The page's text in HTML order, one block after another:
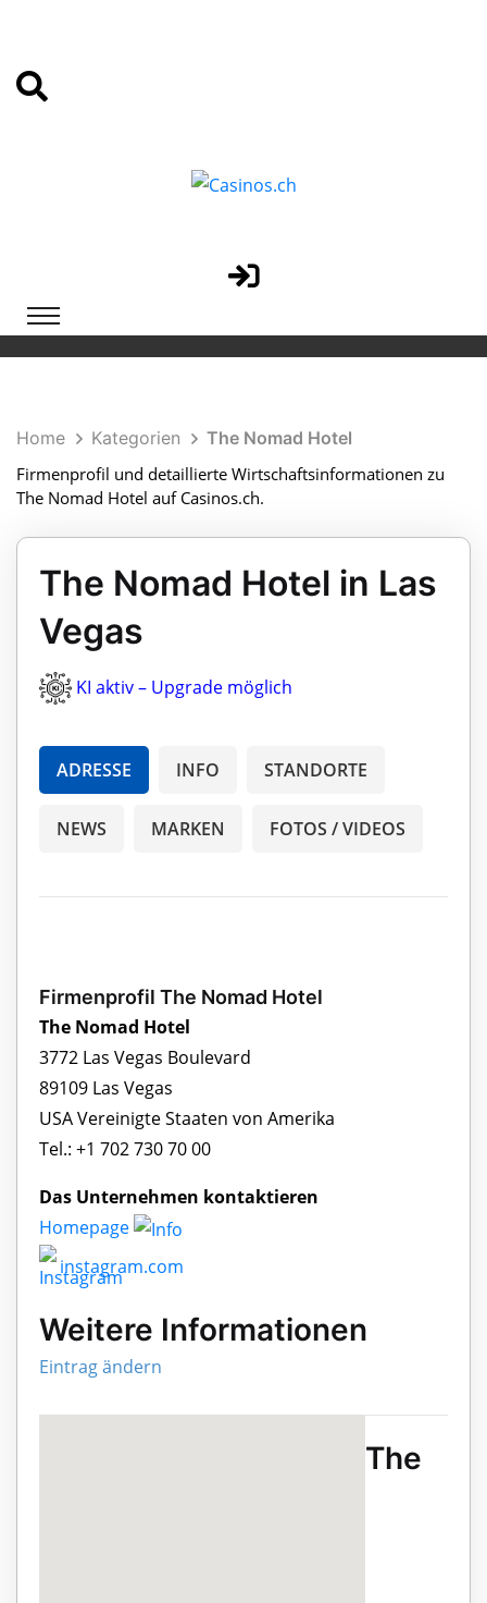
Home Kategorien
The Nomad Hotel
Firmenprofil und detaillierte Wirtschaftsinformationen zu
The Nomad Hotel auf Casinos.ch.
The Nomad Hotel in Las
Vegas
KI aktiv – Upgrade möglich
ADRESSE INFO STANDORTE
NEWS MARKEN FOTOS / VIDEOS
Firmenprofil The Nomad Hotel
The Nomad Hotel
3772 Las Vegas Boulevard
89109 Las Vegas
USA Vereinigte Staaten von Amerika
Tel.: +1 702 730 70 00
Das Unternehmen kontaktieren
Homepage
instagram.com
Weitere Informationen
Eintrag ändern
The